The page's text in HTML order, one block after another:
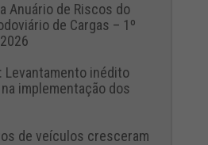
Anuário de Riscos do
de Cargas – 1º
Levantamento inédito
implementação dos
de veículos cresceram